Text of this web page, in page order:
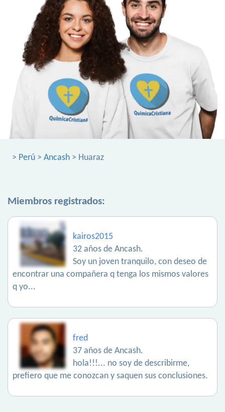
> Perú > Ancash > Huaraz
Miembros registrados:
kairos2015
32 años de Ancash.
Soy un joven tranquilo, con deseo de
encontrar una compañera q tenga los mismos valores
q yo...
fred
37 años de Ancash.
hola!!!... no soy de describirme,
prefiero que me conozcan y saquen sus conclusiones.